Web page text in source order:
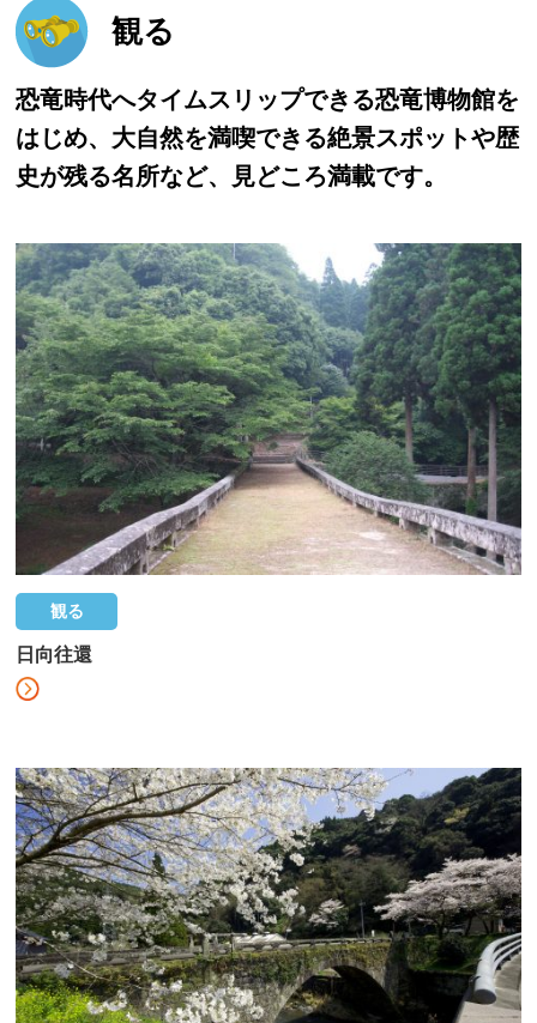
観る
恐竜時代へタイムスリップできる恐竜博物館を
はじめ、大自然を満喫できる絶景スポットや歴
史が残る名所など、見どころ満載です。
観る
日向往還